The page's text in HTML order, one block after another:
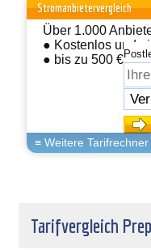
Stromanbietervergleich
Über 1.000
● Kostenlos und
● bis zu 500 €
Tarifvergleich